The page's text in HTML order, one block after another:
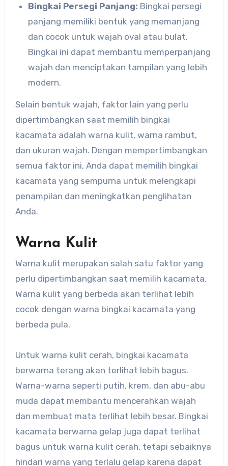
Bingkai Persegi Panjang: Bingkai persegi
panjang memiliki bentuk yang memanjang
dan cocok untuk wajah oval atau bulat.
Bingkai ini dapat membantu memperpanjang
wajah dan menciptakan tampilan yang lebih
modern.
Selain bentuk wajah, faktor lain yang perlu
dipertimbangkan saat memilih bingkai
kacamata adalah warna kulit, warna rambut,
dan ukuran wajah. Dengan mempertimbangkan
semua faktor ini, Anda dapat memilih bingkai
kacamata yang sempurna untuk melengkapi
penampilan dan meningkatkan penglihatan
Anda.
Warna Kulit
Warna kulit merupakan salah satu faktor yang
perlu dipertimbangkan saat memilih kacamata.
Warna kulit yang berbeda akan terlihat lebih
cocok dengan warna bingkai kacamata yang
berbeda pula.
Untuk warna kulit cerah, bingkai kacamata
berwarna terang akan terlihat lebih bagus.
Warna-warna seperti putih, krem, dan abu-abu
muda dapat membantu mencerahkan wajah
dan membuat mata terlihat lebih besar. Bingkai
kacamata berwarna gelap juga dapat terlihat
bagus untuk warna kulit cerah, tetapi sebaiknya
hindari warna yang terlalu gelap karena dapat